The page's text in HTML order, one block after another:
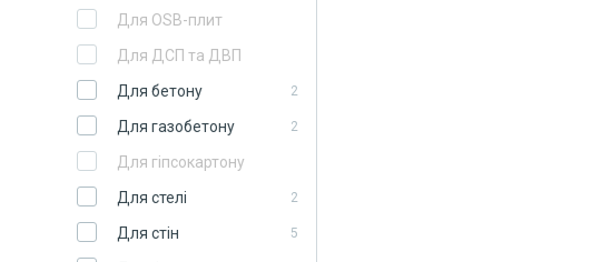
Для OSB-плит
Для ДСП та ДВП
Для бетону
2
Для газобетону 2
Для гіпсокартону
Для стелі
2
Для стін 5